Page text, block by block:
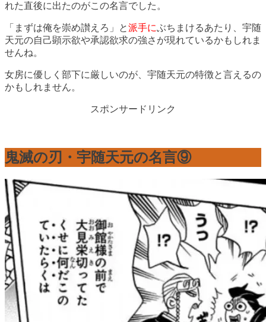
れた直後に出たのがこの名言でした。
「まずは俺を崇め讃えろ」と派手にぶちまけるあたり、宇随
天元の自己顕示欲や承認欲求の強さが現れているかもしれま
せんね。
女房に優しく部下に厳しいのが、宇随天元の特徴と言えるの
かもしれません。
スポンサードリンク
鬼滅の刃・宇随天元の名言⑨